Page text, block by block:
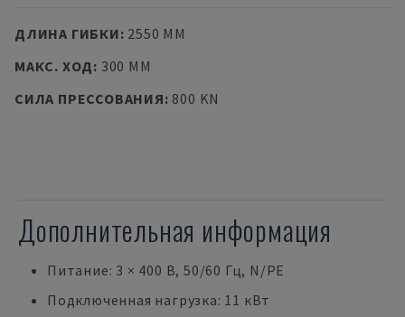
ДЛИНА ГИБКИ: 2550 MM
МАКС. ХОД: 300 MM
СИЛА ПРЕССОВАНИЯ: 800 KN
Дополнительная информация
Питание: 3 × 400 В, 50/60 Гц, N/PE
Подключенная нагрузка: 11 кВт